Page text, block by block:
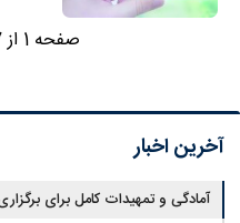
صفحه 1 از 7
آخرین اخبار
آمادگی و تمهیدات کامل برای